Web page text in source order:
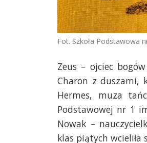
Fot. Szkoła Podstawowa
Zeus – ojciec
Charon z duszami,
Hermes, muza
Podstawowej nr 1
Nowak –
klas piątych wcieliła